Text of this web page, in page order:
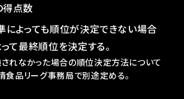
得点数
によっても順位が決定できない場合
て最終順位を決定する。
れなかった場合の順位決定方法について
食品リーグ事務局で別途定める。